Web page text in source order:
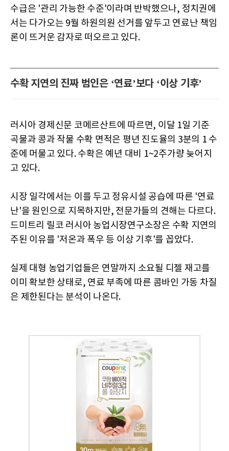
수급은 '관리 가능한 수준'이라며 반박했으나, 정치권에
서는 다가오는 9월 하원의원 선거를 앞두고 연료난 책임
론이 뜨거운 감자로 떠오르고 있다.
수확 지연의 진짜 범인은 ‘연료’보다 ‘이상 기후’
러시아 경제신문 코메르산트에 따르면, 이달 1일 기준
곡물과 콩과 작물 수확 면적은 평년 진도율의 3분의 1 수
준에 머물고 있다. 수확은 예년 대비 1~2주가량 늦어지
고 있다.
시장 일각에서는 이를 두고 정유시설 공습에 따른 '연료
난'을 원인으로 지목하지만, 전문가들의 견해는 다르다.
드미트리 릴코 러시아 농업시장연구소장은 수확 지연의
주된 이유를 '저온과 폭우 등 이상 기후'를 꼽았다.
실제 대형 농업기업들은 연말까지 소요될 디젤 재고를
이미 확보한 상태로, 연료 부족에 따른 콤바인 가동 차질
은 제한된다는 분석이 나온다.